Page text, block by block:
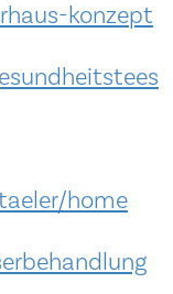
konzept
home